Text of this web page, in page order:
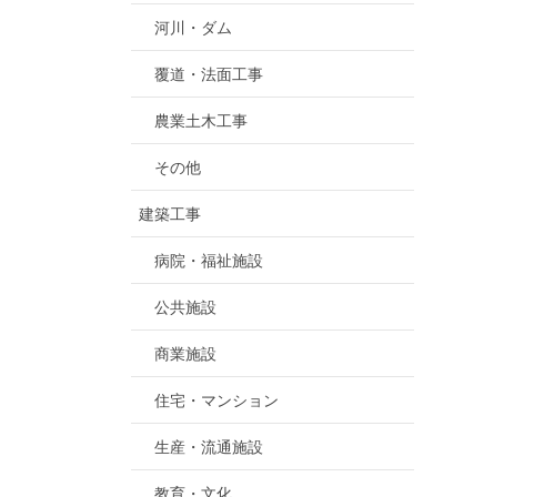
河川・ダム
覆道・法面工事
農業土木工事
その他
建築工事
病院・福祉施設
公共施設
商業施設
住宅・マンション
生産・流通施設